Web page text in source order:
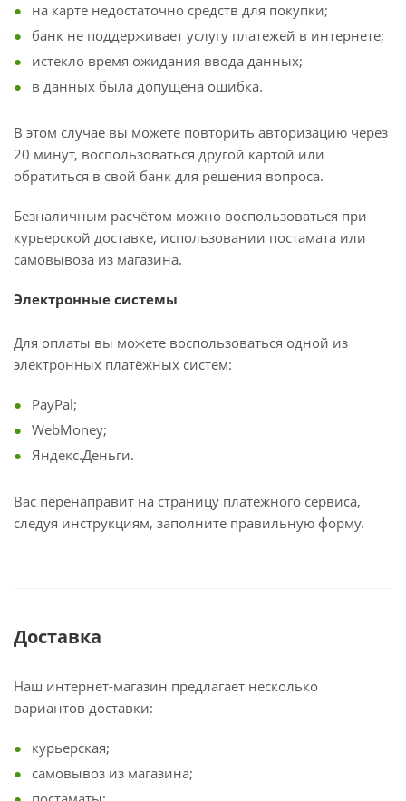
на карте недостаточно средств для покупки;
банк не поддерживает услугу платежей в интернете;
истекло время ожидания ввода данных;
в данных была допущена ошибка.
В этом случае вы можете повторить авторизацию через
20 минут, воспользоваться другой картой или
обратиться в свой банк для решения вопроса.
Безналичным расчётом можно воспользоваться при
курьерской доставке, использовании постамата или
самовывоза из магазина.
Электронные системы
Для оплаты вы можете воспользоваться одной из
электронных платёжных систем:
PayPal;
WebMoney;
Яндекс.Деньги.
Вас перенаправит на страницу платежного сервиса,
следуя инструкциям, заполните правильную форму.
Доставка
Наш интернет-магазин предлагает несколько
вариантов доставки:
курьерская;
самовывоз из магазина;